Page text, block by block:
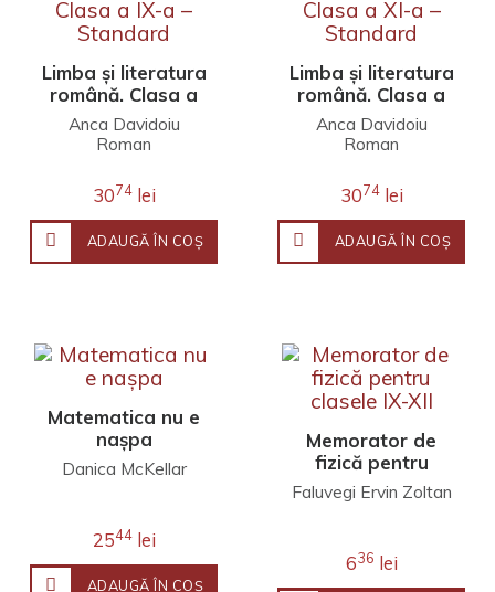
Limba şi literatura
română. Clasa a
IX-a – Standard
Anca Davidoiu
Roman
3074lei
ADAUGĂ ÎN COŞ
Limba şi literatura
română. Clasa a
XI-a – Standard
Anca Davidoiu
Roman
Păduraru
Dumitrița Stoica
3074lei
ADAUGĂ ÎN COŞ
Matematica nu e
nașpa
Danica McKellar
2544lei
ADAUGĂ ÎN COŞ
Memorator de
fizică pentru
clasele IX-XII
Faluvegi Ervin Zoltan
636 lei